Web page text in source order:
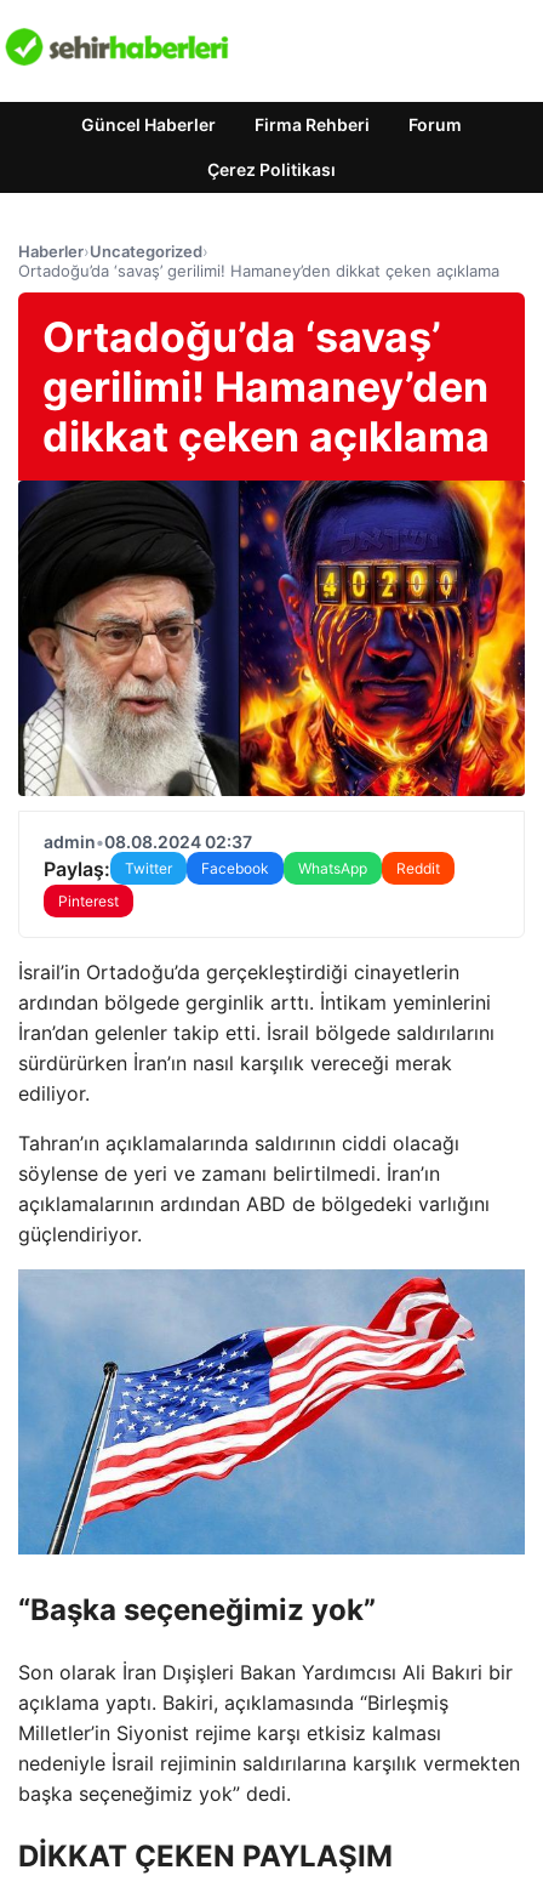
Güncel Haberler Firma Rehberi Forum
Çerez Politikası
Haberler›Uncategorized›
Ortadoğu’da ‘savaş’ gerilimi! Hamaney’den dikkat çeken açıklama
Ortadoğu’da ‘savaş’
gerilimi! Hamaney’den
dikkat çeken açıklama
admin•08.08.2024 02:37
Paylaş: Twitter Facebook WhatsApp
Reddit
Pinterest
İsrail’in Ortadoğu’da gerçekleştirdiği cinayetlerin
ardından bölgede gerginlik arttı. İntikam yeminlerini
İran’dan gelenler takip etti. İsrail bölgede saldırılarını
sürdürürken İran’ın nasıl karşılık vereceği merak
ediliyor.
Tahran’ın açıklamalarında saldırının ciddi olacağı
söylense de yeri ve zamanı belirtilmedi. İran’ın
açıklamalarının ardından ABD de bölgedeki varlığını
güçlendiriyor.
“Başka seçeneğimiz yok”
Son olarak İran Dışişleri Bakan Yardımcısı Ali Bakıri bir
açıklama yaptı. Bakiri, açıklamasında “Birleşmiş
Milletler’in Siyonist rejime karşı etkisiz kalması
nedeniyle İsrail rejiminin saldırılarına karşılık vermekten
başka seçeneğimiz yok” dedi.
DİKKAT ÇEKEN PAYLAŞIM